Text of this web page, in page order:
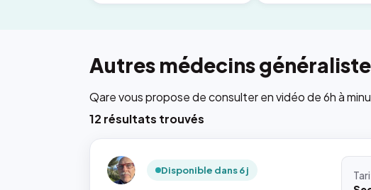
Autres médecins
Qare vous propose de consulter en vidéo de 6h à
12 résultats trouvés
Disponible dans 6 j